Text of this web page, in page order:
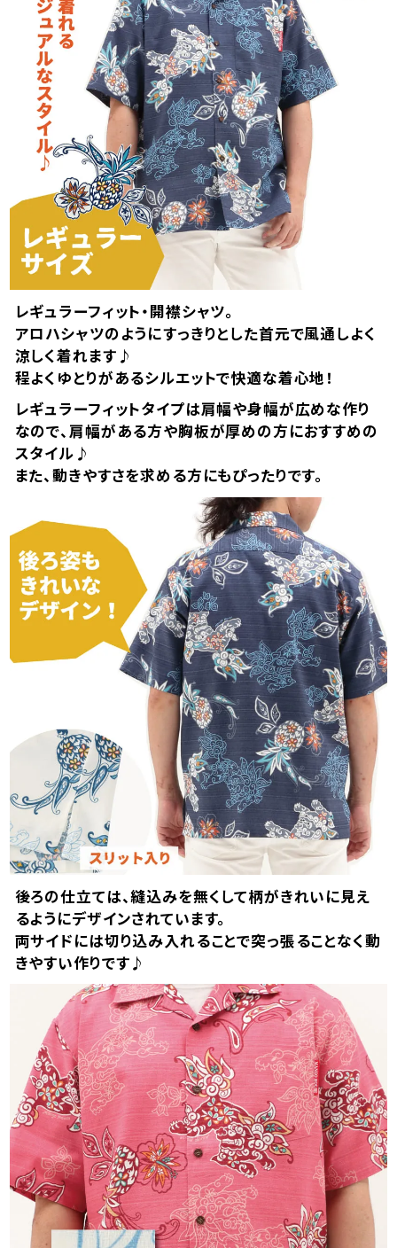
color size
オフブルー
3L
¥12,540 店舗取り寄せ申請
4L
カートに入れる
13,640
在庫数9
カートに入れる
オフレッド
3L
12,540
在庫切れ
店舗取り寄せ申請
4L
13,640
在庫切れ
店舗取り寄せ申請
13,640
在庫切れ
店舗取り寄せ申請
レギュラーフィット・開襟シャツ。
アロハシャツのようにすっきりとした首元で風通しよく
涼しく着れます♪
程よくゆとりがあるシルエットで快適な着心地！
レギュラーフィットタイプは肩幅や身幅が広めな作り
なので、肩幅がある方や胸板が厚めの方におすすめの
スタイル♪
また、動きやすさを求める方にもぴったりです。
後ろの仕立ては、縫込みを無くして柄がきれいに見え
るようにデザインされています。
両サイドには切り込み入れることで突っ張ることなく動
きやすい作りです♪